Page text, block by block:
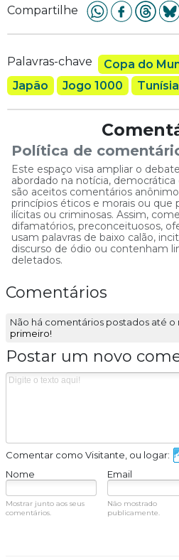
Compartilhe
Palavras-chave Copa do
Japão
Jogo 1000 Tunísia
Política de
Este espaço visa ampliar o
abordado na notícia,
são aceitos comentários
princípios éticos e morais ou que
ilícitas ou criminosas. Assim,
difamatórios, preconceituosos,
usam palavras de baixo calão,
discurso de ódio ou contenham
deletados.
Comentários
Não há comentários postados até
primeiro!
Postar um novo
Comentar como Visitante, ou logar:
Nome
Email
Mostrar junto aos seus
comentários.
Não mostrado
publicamente.